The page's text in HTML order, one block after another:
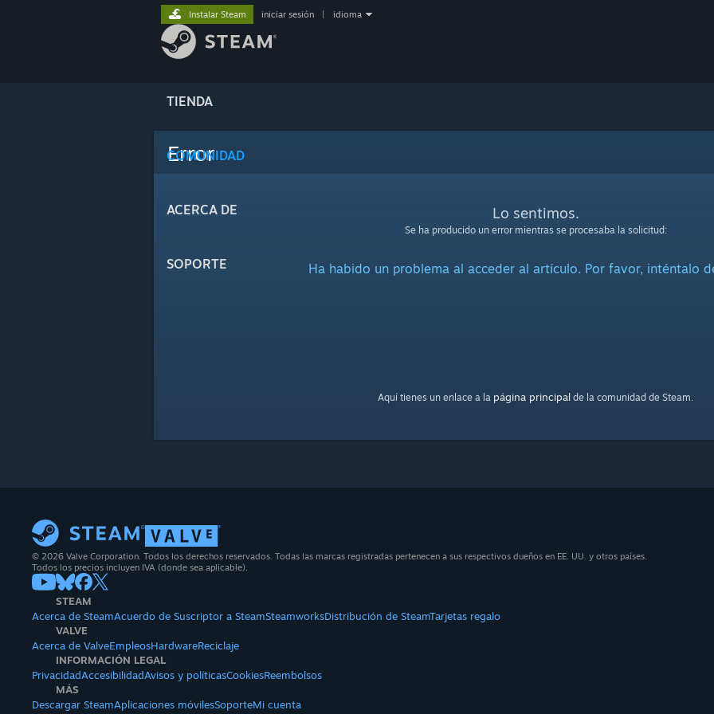
TIENDA
COMUNIDAD
ACERCA DE
SOPORTE
Instalar Steam iniciar sesión idioma
Error
Lo sentimos.
Se ha producido un error mientras se procesaba la solicitud:
Ha habido un problema al acceder al artículo. Por favor, inténtalo
Aquí tienes un enlace a la página principal de la comunidad de Steam.
© 2026 Valve Corporation. Todos los derechos reservados. Todas las marcas registradas pertenecen a sus respectivos dueños en EE. UU. y otros países.
Todos los precios incluyen IVA (donde sea aplicable).
STEAM
Acerca de SteamAcuerdo de Suscriptor a SteamSteamworksDistribución de SteamTarjetas regalo
VALVE
Acerca de ValveEmpleosHardwareReciclaje
INFORMACIÓN LEGAL
PrivacidadAccesibilidadAvisos y políticasCookiesReembolsos
MÁS
Descargar SteamAplicaciones móvilesSoporteMi cuenta